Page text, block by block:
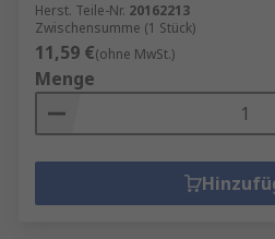
Herst. Teile-Nr. 20162213
Zwischensumme (1 Stück)
11,59 €(ohne MwSt.)
Menge